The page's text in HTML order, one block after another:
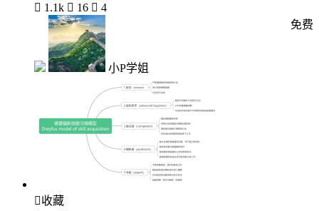
 1.1k  16  4
小P学姐
免费
收藏